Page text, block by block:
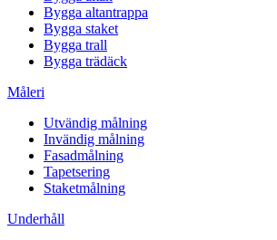
Bygga altantrappa
Bygga staket
Bygga trall
Bygga trädäck
Måleri
Utvändig målning
Invändig målning
Fasadmålning
Tapetsering
Staketmålning
Underhåll